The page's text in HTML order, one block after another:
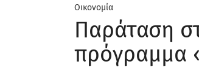
Οικονομία
Παράταση
πρόγραμμα